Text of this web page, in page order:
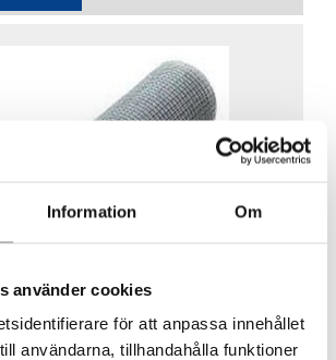
Information Om
använder cookies
för att anpassa innehållet
användarna, tillhandahålla funktioner